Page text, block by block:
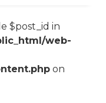
$post_id in
web-
on